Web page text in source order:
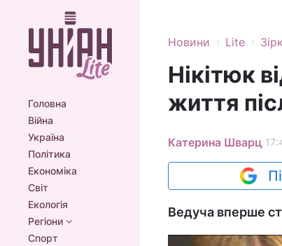
Головна
Війна
Україна
Політика
Економіка
Світ
Екологія
Регіони
Спорт
Новини › Lite ›
Нікітюк
життя
Катерина Шварц
Ведуча вперше